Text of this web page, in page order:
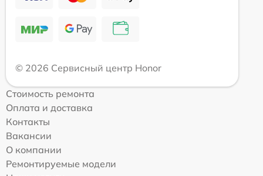
© 2026 Сервисный центр Honor
Стоимость ремонта
Оплата и доставка
Контакты
Вакансии
О компании
Ремонтируемые модели